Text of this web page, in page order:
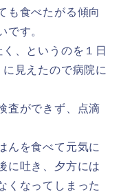
も食べたがる傾向
です。
、というのを１日
見えたので病院に
査ができず、点滴
んを食べて元気に
に吐き、夕方には
くなってしまった